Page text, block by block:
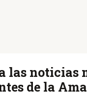
las noticias
de la